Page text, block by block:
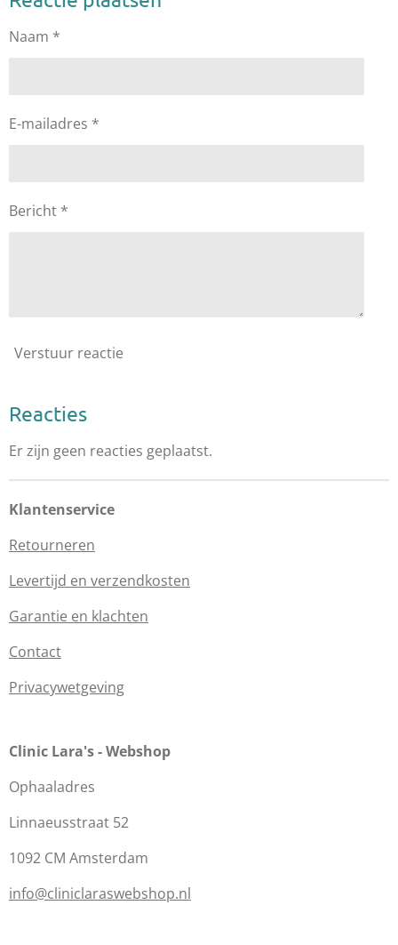
n
e
n
Naam *
E-mailadres *
Bericht *
Verstuur reactie
Reacties
Er zijn geen reacties geplaatst.
Klantenservice
Retourneren
Levertijd en verzendkosten
Garantie en klachten
Contact
Privacywetgeving
Clinic Lara's - Webshop
Ophaaladres
Linnaeusstraat 52
1092 CM Amsterdam
info@cliniclaraswebshop.nl